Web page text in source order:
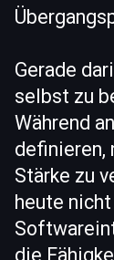
Gerade
selbst zu
Während
definieren,
Stärke zu
heute
die